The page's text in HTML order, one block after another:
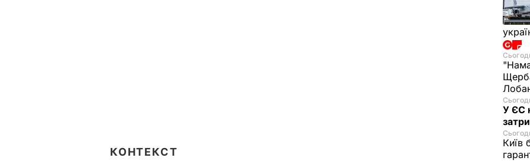
КОНТЕКСТ
У ЄС
Київ